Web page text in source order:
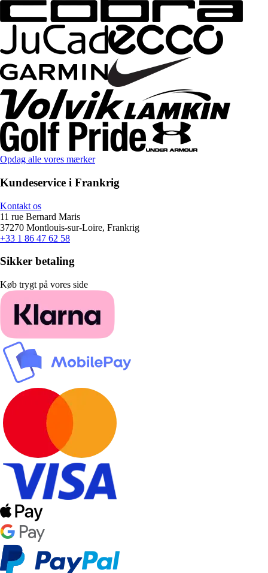
Opdag alle vores mærker
Kundeservice i Frankrig
Kontakt os
11 rue Bernard Maris
37270 Montlouis-sur-Loire, Frankrig
+33 1 86 47 62 58
Sikker betaling
Køb trygt på vores side